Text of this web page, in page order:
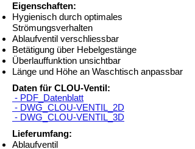
Eigenschaften:
Hygienisch durch optimales
Strömungsverhalten
Ablaufventil verschliessbar
Betätigung über Hebelgestänge
Überlauffunktion unsichtbar
Länge und Höhe an Waschtisch anpassbar
Daten für CLOU-Ventil:
- PDF_Datenblatt
- DWG_CLOU-VENTIL_2D
- DWG_CLOU-VENTIL_3D
Lieferumfang:
Ablaufventil